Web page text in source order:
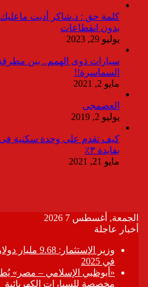
بدون انقطاعات
يوليو 29, 2023
سيارات ذوى الهمم.. بين
السماسرة!!
مايو 2, 2021
العضمجى
يوليو 2, 2019
كيف تقدم على وحدة سكنية فى
بفايدة ٣٪
مايو 21, 2021